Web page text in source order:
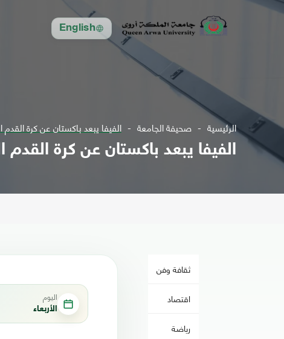
English
الرئيسية صحيفة الجامعة الفيفا يبعد باكستان عن كرة القدم
الفيفا يبعد باكستان عن كرة القدم
ثقافة وفن
اقتصاد
رياضة
اليوم
الأربعاء